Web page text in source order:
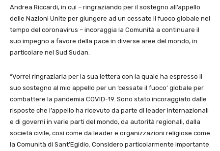
Andrea Riccardi, in cui – ringraziando per il sostegno all’appello
delle Nazioni Unite per giungere ad un cessate il fuoco globale nel
tempo del coronavirus – incoraggia la Comunità a continuare il
suo impegno a favore della pace in diverse aree del mondo, in
particolare nel Sud Sudan.
“Vorrei ringraziarla per la sua lettera con la quale ha espresso il
suo sostegno al mio appello per un ‘cessate il fuoco’ globale per
combattere la pandemia COVID-19. Sono stato incoraggiato dalle
risposte che l’appello ha ricevuto da parte di leader internazionali
e di governi in varie parti del mondo, da autorità regionali, dalla
società civile, così come da leader e organizzazioni religiose come
la Comunità di Sant’Egidio. Considero particolarmente importante